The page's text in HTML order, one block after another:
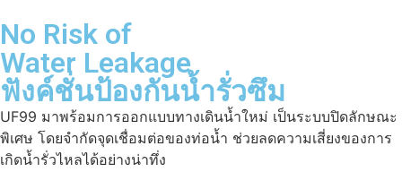
No Risk of
Water Leakage
ฟังค์ชั่นป้องกันน้ำรั่วซึม
UF99 มาพร้อมการออกแบบทางเดินน้ำใหม่ เป็นระบบปิดลักษณะ
พิเศษ โดยจำกัดจุดเชื่อมต่อของท่อน้ำ ช่วยลดความเสี่ยงของการ
เกิดน้ำรั่วไหลได้อย่างน่าทึ่ง